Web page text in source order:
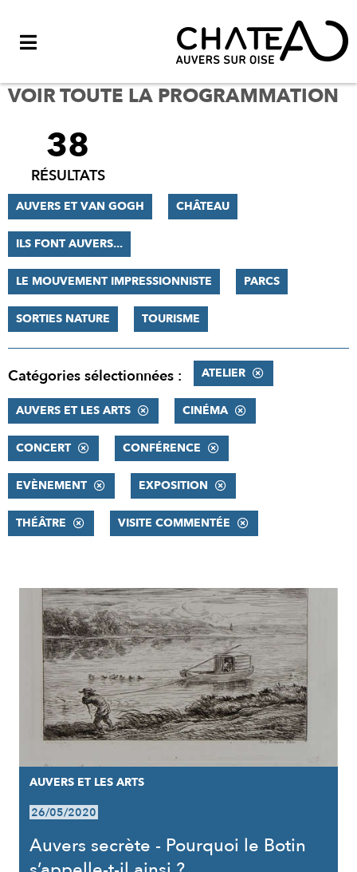
VOIR TOUTE LA PROGRAMMATION
FILTRER
RÉSULTATS
38
RÉSULTATS
AUVERS ET VAN GOGH CHÂTEAU
ILS FONT AUVERS...
LE MOUVEMENT IMPRESSIONNISTE PARCS
SORTIES NATURE TOURISME
Catégories sélectionnées : ATELIER
AUVERS ET LES ARTS CINÉMA
CONCERT CONFÉRENCE
EVÈNEMENT EXPOSITION
THÉÂTRE VISITE COMMENTÉE
RÉSULTATS
AUVERS ET LES ARTS
26/05/2020
Auvers secrète - Pourquoi le Botin